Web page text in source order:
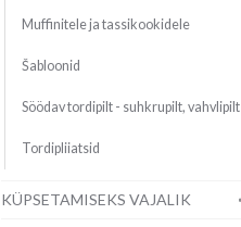
Muffinitele ja tassikookidele
Šabloonid
Söödav tordipilt - suhkrupilt, vahvlipilt
Tordipliiatsid
KÜPSETAMISEKS VAJALIK